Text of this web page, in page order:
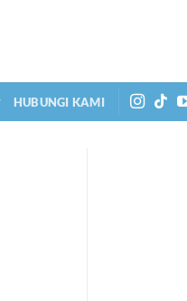
HUBUNGI KAMI